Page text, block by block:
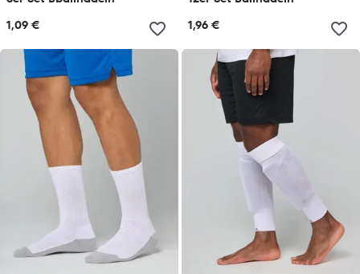
1,09 €
1,96 €